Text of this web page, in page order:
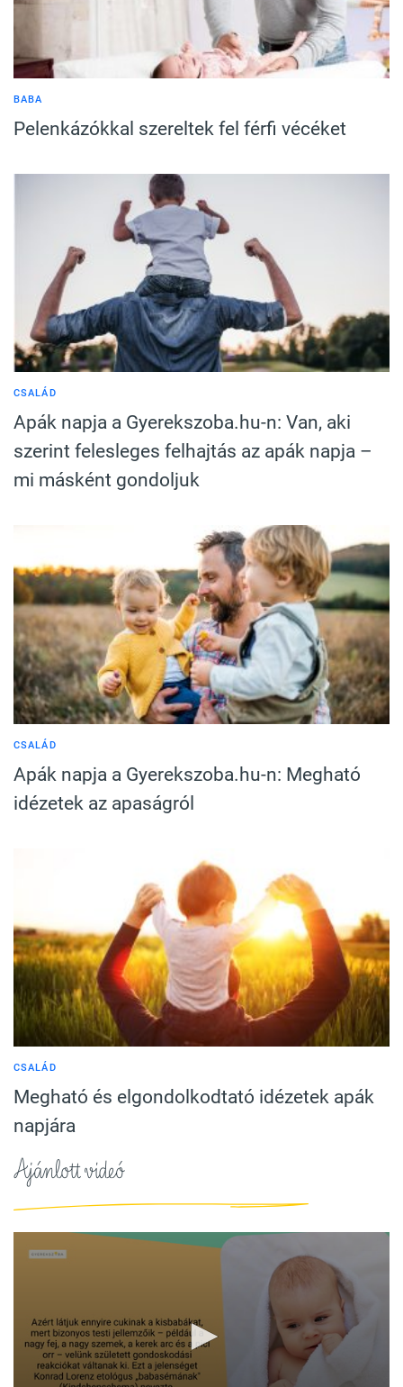
BABA
Pelenkázókkal szereltek fel férfi vécéket
CSALÁD
Apák napja a Gyerekszoba.hu-n: Van, aki
szerint felesleges felhajtás az apák napja –
mi másként gondoljuk
CSALÁD
Apák napja a Gyerekszoba.hu-n: Megható
idézetek az apaságról
CSALÁD
Megható és elgondolkodtató idézetek apák
napjára
Ajánlott videó